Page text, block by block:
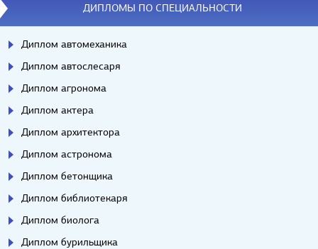
ДИПЛОМЫ ПО СПЕЦИАЛЬНОСТИ
Диплом автомеханика
Диплом автослесаря
Диплом агронома
Диплом актера
Диплом архитектора
Диплом астронома
Диплом бетонщика
Диплом библиотекаря
Диплом биолога
Диплом бурильщика